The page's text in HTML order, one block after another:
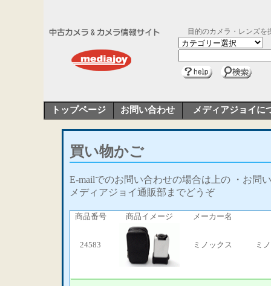
目的のカメラ・レンズを
トップページ お問い合わせ メディアジョイに
買い物かご
E-mailでのお問い合わせの場合は上の ・お問
メディアジョイ通販部までどうぞ
商品番号 商品イメージ メーカー名
24583 ミノックス ミ